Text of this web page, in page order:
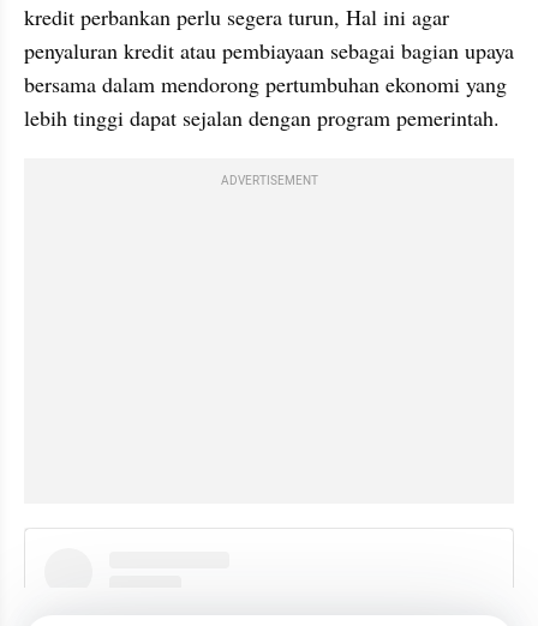
kredit perbankan perlu segera turun, Hal ini agar
penyaluran kredit atau pembiayaan sebagai bagian upaya
bersama dalam mendorong pertumbuhan ekonomi yang
lebih tinggi dapat sejalan dengan program pemerintah.
ADVERTISEMENT